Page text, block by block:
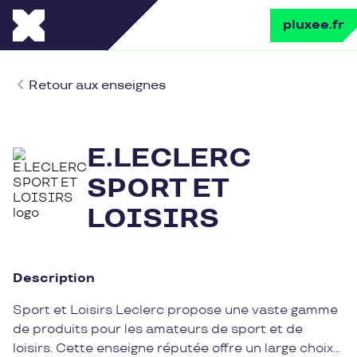
pluxee.fr
Retour aux enseignes
E.LECLERC
SPORT ET
LOISIRS
Description
Sport et Loisirs Leclerc propose une vaste gamme
de produits pour les amateurs de sport et de
loisirs. Cette enseigne réputée offre un large choix